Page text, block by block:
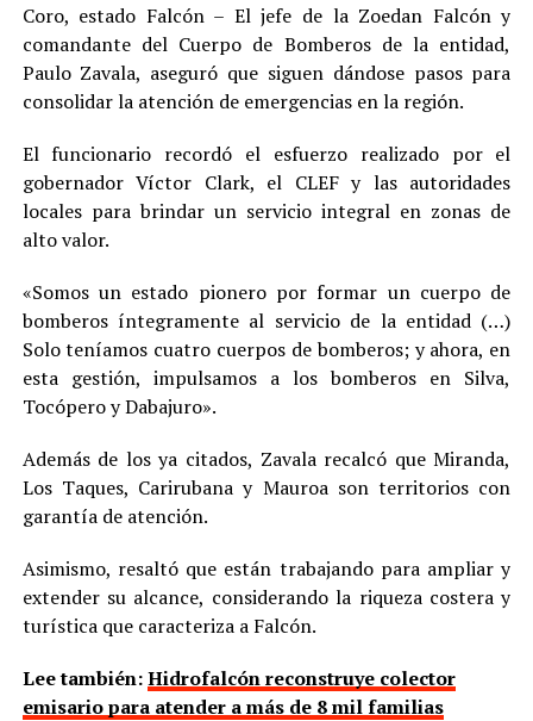
Coro, estado Falcón – El jefe de la Zoedan Falcón y
comandante del Cuerpo de Bomberos de la entidad,
Paulo Zavala, aseguró que siguen dándose pasos para
consolidar la atención de emergencias en la región.
El funcionario recordó el esfuerzo realizado por el
gobernador Víctor Clark, el CLEF y las autoridades
locales para brindar un servicio integral en zonas de
alto valor.
«Somos un estado pionero por formar un cuerpo de
bomberos íntegramente al servicio de la entidad (…)
Solo teníamos cuatro cuerpos de bomberos; y ahora, en
esta gestión, impulsamos a los bomberos en Silva,
Tocópero y Dabajuro».
Además de los ya citados, Zavala recalcó que Miranda,
Los Taques, Carirubana y Mauroa son territorios con
garantía de atención.
Asimismo, resaltó que están trabajando para ampliar y
extender su alcance, considerando la riqueza costera y
turística que caracteriza a Falcón.
Lee también:Hidrofalcón reconstruye colector
emisario para atender a más de 8 mil familias